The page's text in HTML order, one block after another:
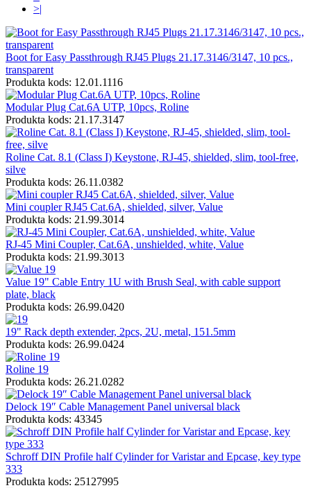
>|
Boot for Easy Passthrough RJ45 Plugs 21.17.3146/3147, 10 pcs.,
transparent
Produkta kods: 12.01.1116
Modular Plug Cat.6A UTP, 10pcs, Roline
Produkta kods: 21.17.3147
Roline Cat. 8.1 (Class I) Keystone, RJ-45, shielded, slim, tool-free,
silve
Produkta kods: 26.11.0382
Mini coupler RJ45 Cat.6A, shielded, silver, Value
Produkta kods: 21.99.3014
RJ-45 Mini Coupler, Cat.6A, unshielded, white, Value
Produkta kods: 21.99.3013
Value 19" Cable Entry 1U with Brush Seal, with cable support
plate, black
Produkta kods: 26.99.0420
19" Rack depth extender, 2pcs, 2U, metal, 151.5mm
Produkta kods: 26.99.0424
Roline 19
Produkta kods: 26.21.0282
Delock 19″ Cable Management Panel universal black
Produkta kods: 43345
Schroff DIN Profile half Cylinder for Varistar and Epcase, key type
333
Produkta kods: 25127995